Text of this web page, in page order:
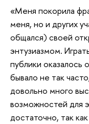
«Меня покорила
меня, но и других
общался) своей
энтузиазмом.
публики оказалось
бывало не так
довольно много
возможностей для
достаточно, так